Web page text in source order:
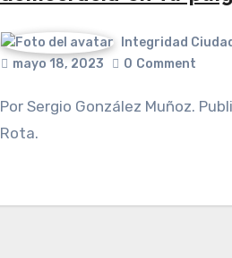
Integridad
mayo 18, 2023
0 Comment
Por Sergio González Muñoz. Publicado en La Silla
Rota.